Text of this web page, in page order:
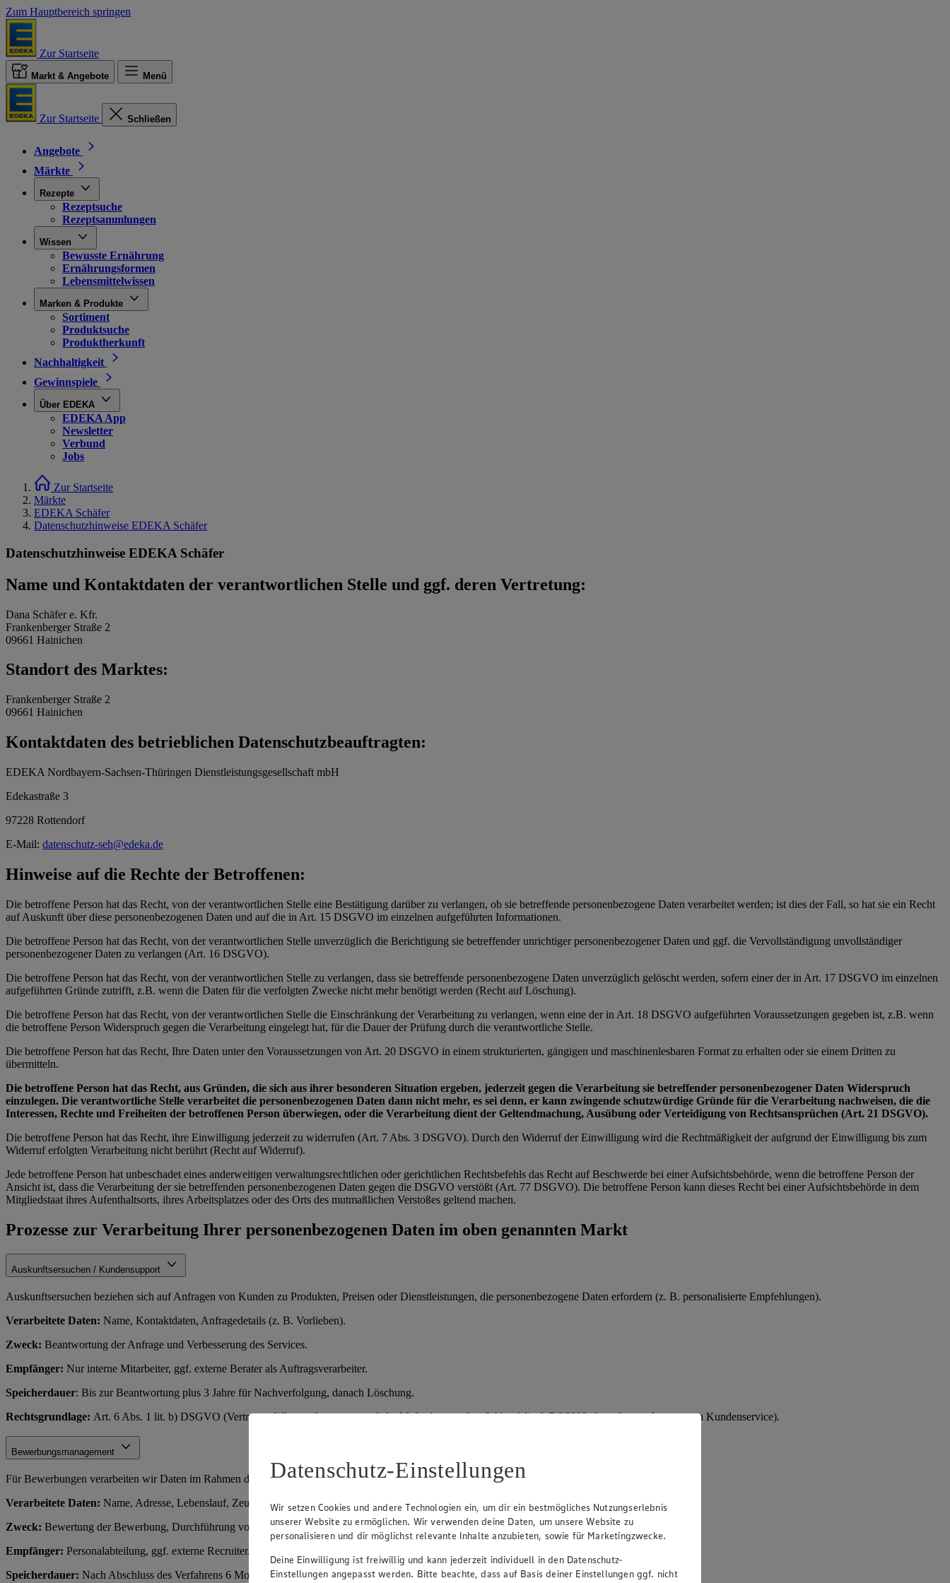
Zum Hauptbereich springen
Zur Startseite
Markt & Angebote Menü
Zur Startseite Schließen
Angebote
Märkte
Rezepte
Rezeptsuche
Rezeptsammlungen
Wissen
Bewusste Ernährung
Ernährungsformen
Lebensmittelwissen
Marken & Produkte
Sortiment
Produktsuche
Produktherkunft
Nachhaltigkeit
Gewinnspiele
Über EDEKA
EDEKA App
Newsletter
Verbund
Jobs
Zur Startseite
Märkte
EDEKA Schäfer
Datenschutzhinweise EDEKA Schäfer
Datenschutzhinweise EDEKA Schäfer
Name und Kontaktdaten der verantwortlichen Stelle und ggf. deren Vertretung:
Dana Schäfer e. Kfr.
Frankenberger Straße 2
09661 Hainichen
Standort des Marktes:
Frankenberger Straße 2
09661 Hainichen
Kontaktdaten des betrieblichen Datenschutzbeauftragten:
EDEKA Nordbayern-Sachsen-Thüringen Dienstleistungsgesellschaft mbH
Edekastraße 3
97228 Rottendorf
E-Mail: datenschutz-seh@edeka.de
Hinweise auf die Rechte der Betroffenen:
Die betroffene Person hat das Recht, von der verantwortlichen Stelle eine Bestätigung darüber zu verlangen, ob sie betreffende personenbezogene Daten verarbeitet werden; ist dies der Fall, so hat sie ein Recht
auf Auskunft über diese personenbezogenen Daten und auf die in Art. 15 DSGVO im einzelnen aufgeführten Informationen.
Die betroffene Person hat das Recht, von der verantwortlichen Stelle unverzüglich die Berichtigung sie betreffender unrichtiger personenbezogener Daten und ggf. die Vervollständigung unvollständiger
personenbezogener Daten zu verlangen (Art. 16 DSGVO).
Die betroffene Person hat das Recht, von der verantwortlichen Stelle zu verlangen, dass sie betreffende personenbezogene Daten unverzüglich gelöscht werden, sofern einer der in Art. 17 DSGVO im einzelnen
aufgeführten Gründe zutrifft, z.B. wenn die Daten für die verfolgten Zwecke nicht mehr benötigt werden (Recht auf Löschung).
Die betroffene Person hat das Recht, von der verantwortlichen Stelle die Einschränkung der Verarbeitung zu verlangen, wenn eine der in Art. 18 DSGVO aufgeführten Voraussetzungen gegeben ist, z.B. wenn
die betroffene Person Widerspruch gegen die Verarbeitung eingelegt hat, für die Dauer der Prüfung durch die verantwortliche Stelle.
Die betroffene Person hat das Recht, Ihre Daten unter den Voraussetzungen von Art. 20 DSGVO in einem strukturierten, gängigen und maschinenlesbaren Format zu erhalten oder sie einem Dritten zu
übermitteln.
Die betroffene Person hat das Recht, aus Gründen, die sich aus ihrer besonderen Situation ergeben, jederzeit gegen die Verarbeitung sie betreffender personenbezogener Daten Widerspruch
einzulegen. Die verantwortliche Stelle verarbeitet die personenbezogenen Daten dann nicht mehr, es sei denn, er kann zwingende schutzwürdige Gründe für die Verarbeitung nachweisen, die die
Interessen, Rechte und Freiheiten der betroffenen Person überwiegen, oder die Verarbeitung dient der Geltendmachung, Ausübung oder Verteidigung von Rechtsansprüchen (Art. 21 DSGVO).
Die betroffene Person hat das Recht, ihre Einwilligung jederzeit zu widerrufen (Art. 7 Abs. 3 DSGVO). Durch den Widerruf der Einwilligung wird die Rechtmäßigkeit der aufgrund der Einwilligung bis zum
Widerruf erfolgten Verarbeitung nicht berührt (Recht auf Widerruf).
Jede betroffene Person hat unbeschadet eines anderweitigen verwaltungsrechtlichen oder gerichtlichen Rechtsbefehls das Recht auf Beschwerde bei einer Aufsichtsbehörde, wenn die betroffene Person der
Ansicht ist, dass die Verarbeitung der sie betreffenden personenbezogenen Daten gegen die DSGVO verstößt (Art. 77 DSGVO). Die betroffene Person kann dieses Recht bei einer Aufsichtsbehörde in dem
Mitgliedstaat ihres Aufenthaltsorts, ihres Arbeitsplatzes oder des Orts des mutmaßlichen Verstoßes geltend machen.
Prozesse zur Verarbeitung Ihrer personenbezogenen Daten im oben genannten Markt
Auskunftsersuchen / Kundensupport
Auskunftsersuchen beziehen sich auf Anfragen von Kunden zu Produkten, Preisen oder Dienstleistungen, die personenbezogene Daten erfordern (z. B. personalisierte Empfehlungen).
Verarbeitete Daten: Name, Kontaktdaten, Anfragedetails (z. B. Vorlieben).
Zweck: Beantwortung der Anfrage und Verbesserung des Services.
Empfänger: Nur interne Mitarbeiter, ggf. externe Berater als Auftragsverarbeiter.
Speicherdauer: Bis zur Beantwortung plus 3 Jahre für Nachverfolgung, danach Löschung.
Rechtsgrundlage: Art. 6 Abs. 1 lit. b) DSGVO (Vertragserfüllung oder vorvertragliche Maßnahmen); Art. 6 Abs. 1 lit. f) DSGVO (berechtigtes Interesse an Kundenservice).
Bewerbungsmanagement
Für Bewerbungen verarbeiten wir Daten im Rahmen des Einstellungsprozesses.
Verarbeitete Daten: Name, Adresse, Lebenslauf, Zeugnisse, Kontaktdaten, Qualifikationen.
Zweck: Bewertung der Bewerbung, Durchführung von Vorstellungsgesprächen und Entscheidung über Einstellung.
Empfänger: Personalabteilung, ggf. externe Recruiter.
Speicherdauer: Nach Abschluss des Verfahrens 6 Monate (für Rechtsverteidigung), danach Löschung; bei Einstellung Übernahme in die Personalakte.
Datenschutz-Einstellungen
Wir setzen Cookies und andere Technologien ein, um dir ein bestmögliches Nutzungserlebnis
unserer Website zu ermöglichen. Wir verwenden deine Daten, um unsere Website zu
personalisieren und dir möglichst relevante Inhalte anzubieten, sowie für Marketingzwecke.
Deine Einwilligung ist freiwillig und kann jederzeit individuell in den Datenschutz-
Einstellungen angepasst werden. Bitte beachte, dass auf Basis deiner Einstellungen ggf. nicht